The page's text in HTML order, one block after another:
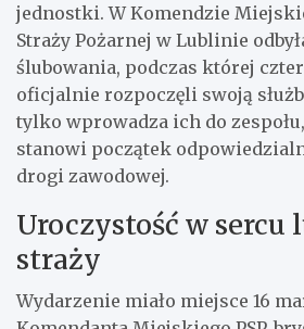
jednostki. W Komendzie
Straży Pożarnej w Lublinie
ślubowania, podczas której
oficjalnie rozpoczęli swoją
tylko wprowadza ich do
stanowi początek
drogi zawodowej.
Uroczystość w sercu
straży
Wydarzenie miało miejsce 16